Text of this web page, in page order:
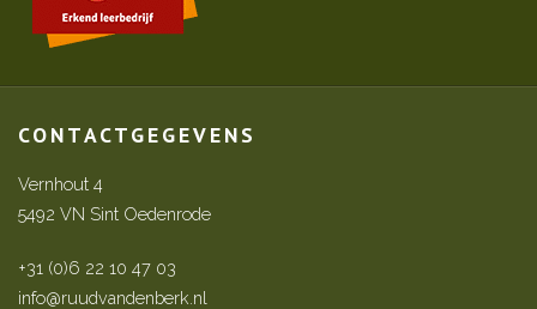
CONTACTGEGEVENS
Vernhout 4
5492 VN Sint Oedenrode
+31 (0)6 22 10 47 03
info@ruudvandenberk.nl